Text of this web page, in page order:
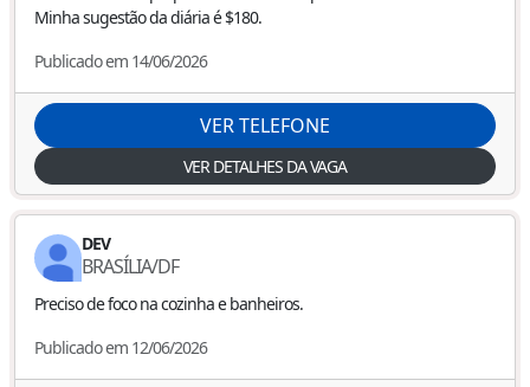
Minha sugestão da diária é $180.
Publicado em 14/06/2026
VER TELEFONE
VER DETALHES DA VAGA
DEV
BRASÍLIA/DF
Preciso de foco na cozinha e banheiros.
Publicado em 12/06/2026